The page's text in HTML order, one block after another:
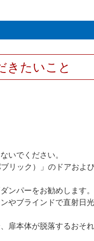
きたいこと
いでください。
ック）」のドアおよ
ンパーをお勧めします。
ブラインドで直射日
本体が脱落するおそれ